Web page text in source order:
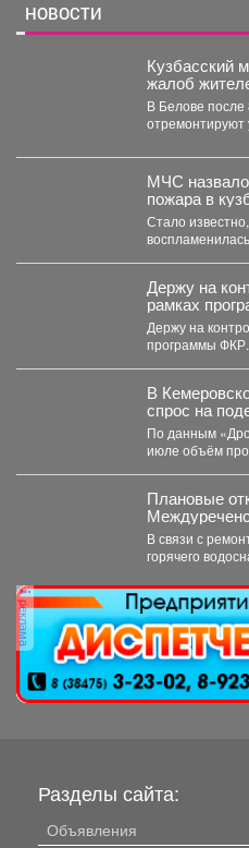
НОВОСТИ
Кузбасский
жалоб
В Белове
отремонтируют улицу. В
МЧС назвало
пожара в
Стало
Держу на
рамках
Держу на
программы
В
спрос на
По данным
июле объём
Плановые
В связи с
реклама
Разделы сайта:
Объявления